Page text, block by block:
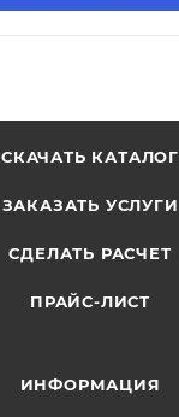
СКАЧАТЬ КАТАЛОГ
ЗАКАЗАТЬ УСЛУГИ
СДЕЛАТЬ РАСЧЕТ
ПРАЙС-ЛИСТ
ИНФОРМАЦИЯ